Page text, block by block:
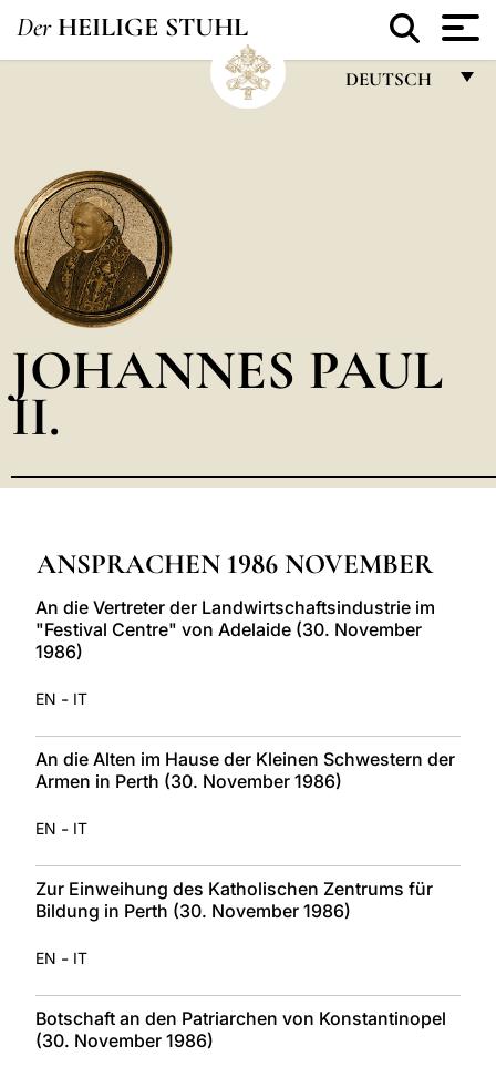
Der HEILIGE STUHL
DEUTSCH
POLSKI
JOHANNES PAUL
II.
ANSPRACHEN 1986 NOVEMBER
An die Vertreter der Landwirtschaftsindustrie im
"Festival Centre" von Adelaide (30. November
1986)
EN - IT
An die Alten im Hause der Kleinen Schwestern der
Armen in Perth (30. November 1986)
EN - IT
Zur Einweihung des Katholischen Zentrums für
Bildung in Perth (30. November 1986)
EN - IT
Botschaft an den Patriarchen von Konstantinopel
(30. November 1986)